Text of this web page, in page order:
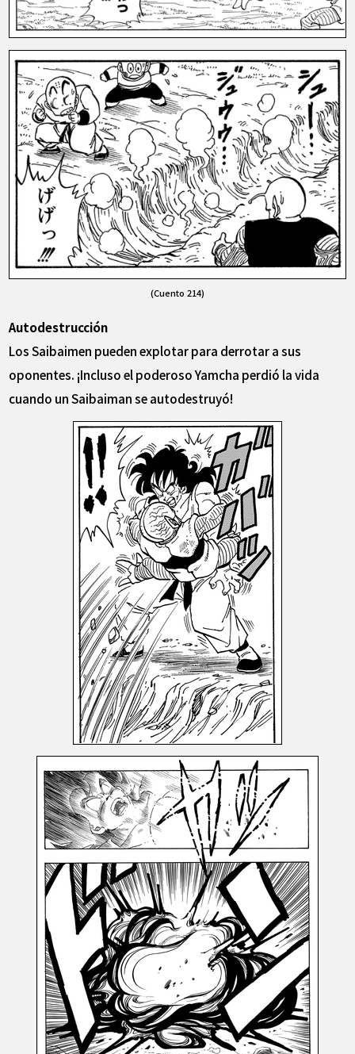
(Cuento 214)
Autodestrucción
Los Saibaimen pueden explotar para derrotar a sus
oponentes. ¡Incluso el poderoso Yamcha perdió la vida
cuando un Saibaiman se autodestruyó!